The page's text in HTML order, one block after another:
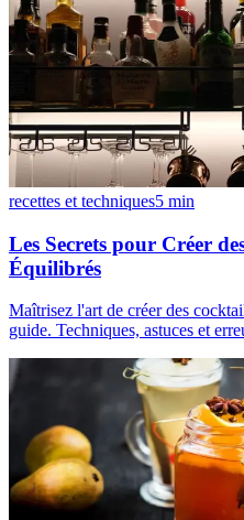
recettes et techniques5 min
Les Secrets pour Créer
Équilibrés
Maîtrisez l'art de créer des
guide. Techniques, astuces et